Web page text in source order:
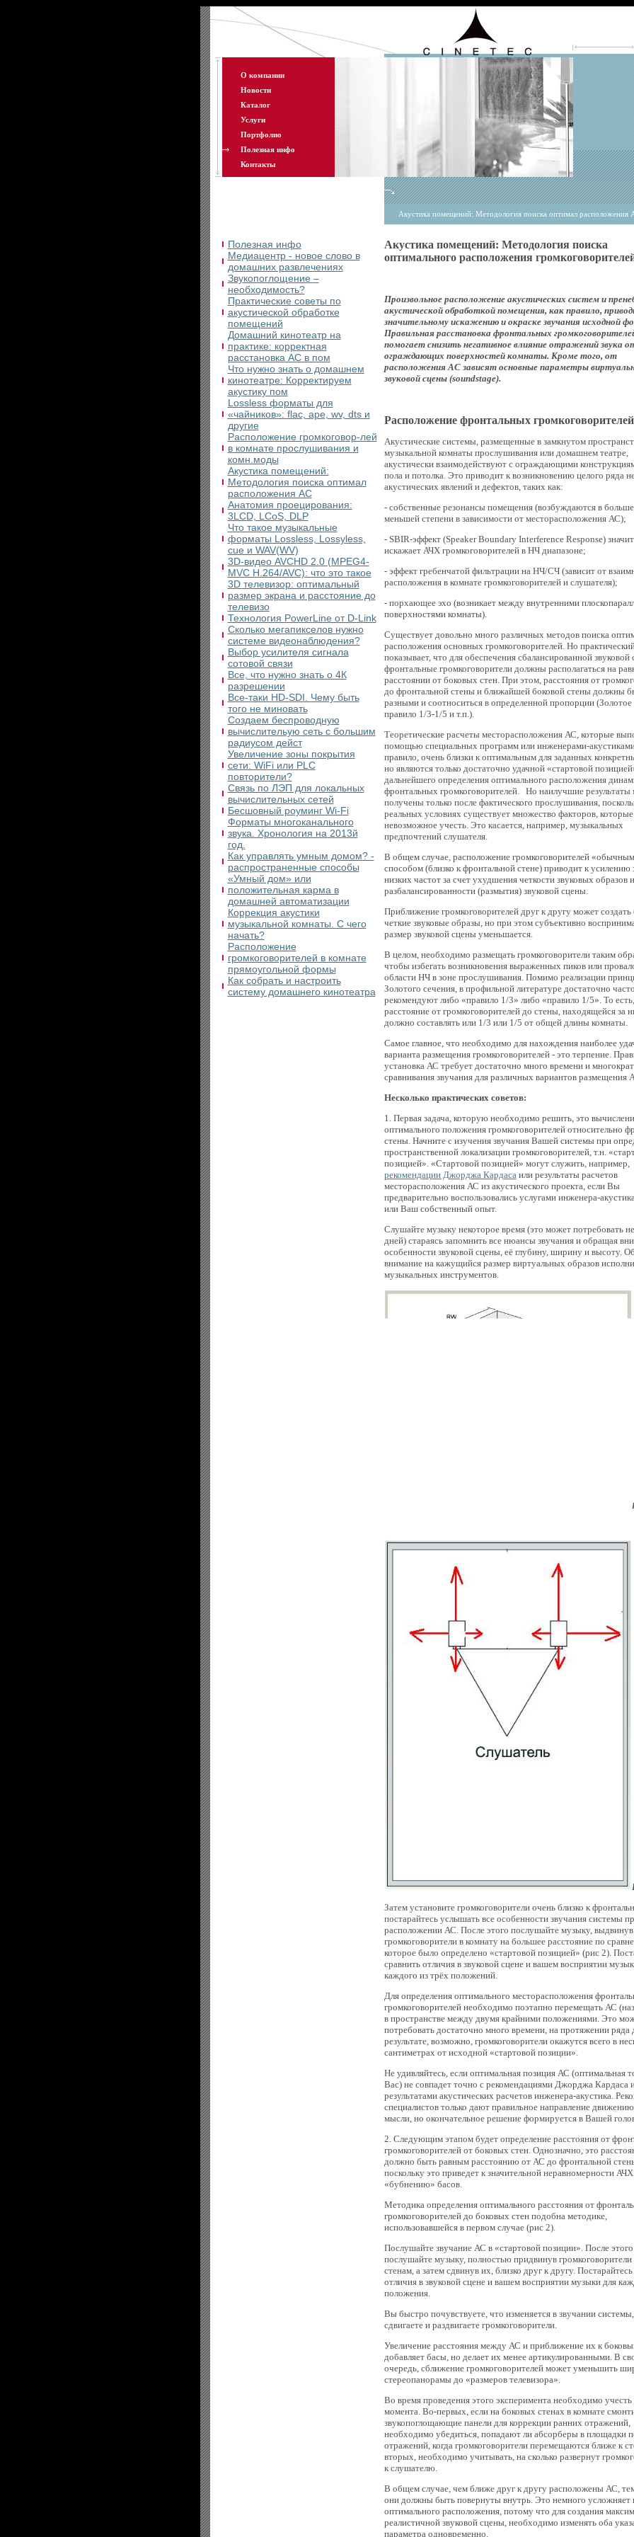
О компании
Новости
Каталог
Услуги
Портфолио
Полезная инфо
Контакты
Полезная инфо
Медиацентр - новое слово в
домашних развлечениях
Звукопоглощение –
необходимость?
Практические советы по
акустической обработке
помещений
Домашний кинотеатр на
практике: корректная
расстановка АС в пом
Что нужно знать о домашнем
кинотеатре: Корректируем
акустику пом
Lossless форматы для
«чайников»: flac, ape, wv, dts и
другие
Расположение громкоговор-лей
в комнате прослушивания и
комн.моды
Акустика помещений:
Методология поиска оптимал
расположения АС
Анатомия проецирования:
3LCD, LCоS, DLP
Что такое музыкальные
форматы Lossless, Lossyless,
cue и WAV(WV)
3D-видео AVCHD 2.0 (MPEG4-
MVC H.264/AVC): что это такое
3D телевизор: оптимальный
размер экрана и расстояние до
телевизо
Технология PowerLine от D-Link
Сколько мегапикселов нужно
системе видеонаблюдения?
Выбор усилителя сигнала
сотовой связи
Все, что нужно знать о 4К
разрешении
Все-таки HD-SDI. Чему быть
того не миновать
Создаем беспроводную
вычислительую сеть с большим
радиусом дейст
Увеличение зоны покрытия
сети: WiFi или PLC
повторители?
Связь по ЛЭП для локальных
вычислительных сетей
Бесшовный роуминг Wi-Fi
Форматы многоканального
звука. Хронология на 2013й
год.
Как управлять умным домом? -
распространенные способы
«Умный дом» или
положительная карма в
домашней автоматизации
Коррекция акустики
музыкальной комнаты. C чего
начать?
Расположение
громкоговорителей в комнате
прямоугольной формы
Как собрать и настроить
систему домашнего кинотеатра
Акустика помещений: Методология поиска оптимал расположения
Акустика помещений: Методология поиска
оптимального расположения
Произвольное расположение акустических систем и
акустической обработкой помещения, как правило,
значительному искажению и окраске звучания исходной
Правильная расстановка фронтальных
помогает снизить негативное влияние отражений звука
ограждающих поверхностей комнаты. Кроме того, от
расположения АС зависят основные параметры
звуковой сцены (soundstage).
Расположение фронтальных громкоговорителей
Акустические системы, размещенные в замкнутом
музыкальной комнаты прослушивания или домашнем театре,
акустически взаимодействуют с ограждающими
пола и потолка. Это приводит к возникновению целого ряда
акустических явлений и дефектов, таких как:
- собственные резонансы помещения (возбуждаются в
меньшей степени в зависимости от месторасположения АС);
- SBIR-эффект (Speaker Boundary Interference Response)
искажает АЧХ громкоговорителей в НЧ диапазоне;
- эффект гребенчатой фильтрации на НЧ/СЧ (зависит от
расположения в комнате громкоговорителей и слушателя);
- порхающее эхо (возникает между внутренними
поверхностями комнаты).
Существует довольно много различных методов поиска
расположения основных громкоговорителей. Но
показывает, что для обеспечения сбалансированной звуковой
фронтальные громкоговорители должны располагаться на
расстоянии от боковых стен. При этом, расстояния от
до фронтальной стены и ближайшей боковой стены должны
разными и соотноситься в определенной пропорции
правило 1/3-1/5 и т.п.).
Теоретические расчеты месторасположения АС, которые
помощью специальных программ или инженерами-
правило, очень близки к оптимальным для заданных
но являются только достаточно удачной «стартовой
дальнейшего определения оптимального расположения
фронтальных громкоговорителей. Но наилучшие результаты
получены только после фактического прослушивания,
реальных условиях существует множество факторов, которые
невозможное учесть. Это касается, например, музыкальных
предпочтений слушателя.
В общем случае, расположение громкоговорителей
способом (близко к фронтальной стене) приводит к усилению
низких частот за счет ухудшения четкости звуковых образов и
разбалансированности (размытия) звуковой сцены.
Приближение громкоговорителей друг к другу может создать
четкие звуковые образы, но при этом субъективно
размер звуковой сцены уменьшается.
В целом, необходимо размещать громкоговорители таким
чтобы избегать возникновения выраженных пиков или
области НЧ в зоне прослушивания. Помимо реализации
Золотого сечения, в профильной литературе достаточно часто
рекомендуют либо «правило 1/3» либо «правило 1/5». То есть,
расстояние от громкоговорителей до стены, находящейся за
должно составлять или 1/3 или 1/5 от общей длины комнаты.
Самое главное, что необходимо для нахождения наиболее
варианта размещения громкоговорителей - это терпение.
установка АС требует достаточно много времени и
сравнивания звучания для различных вариантов размещения
Несколько практических советов:
1. Первая задача, которую необходимо решить, это
оптимального положения громкоговорителей относительно
стены. Начните с изучения звучания Вашей системы при
пространственной локализации громкоговорителей, т.н.
позицией». «Стартовой позицией» могут служить, например,
рекомендации Джорджа Кардасаили результаты расчетов
месторасположения АС из акустического проекта, если Вы
предварительно воспользовались услугами инженера-
или Ваш собственный опыт.
Слушайте музыку некоторое время (это может потребовать
дней) стараясь запомнить все нюансы звучания и обращая
особенности звуковой сцены, её глубину, ширину и высоту.
внимание на кажущийся размер виртуальных образов
музыкальных инструментов.
Затем установите громкоговорители очень близко к
постарайтесь услышать все особенности звучания системы
расположении АС. После этого послушайте музыку, выдвинув
громкоговорители в комнату на большее расстояние по
которое было определено «стартовой позицией» (рис 2).
сравнить отличия в звуковой сцене и вашем восприятии
каждого из трёх положений.
Для определения оптимального месторасположения
громкоговорителей необходимо поэтапно перемещать АС
в пространстве между двумя крайними положениями. Это
потребовать достаточно много времени, на протяжении ряда
результате, возможно, громкоговорители окажутся всего в
сантиметрах от исходной «стартовой позиции».
Не удивляйтесь, если оптимальная позиция АС (оптимальная
Вас) не совпадет точно с рекомендациями Джорджа Кардаса
результатами акустических расчетов инженера-акустика.
специалистов только дают правильное направление
мысли, но окончательное решение формируется в Вашей
2. Следующим этапом будет определение расстояния от
громкоговорителей от боковых стен. Однозначно, это
должно быть равным расстоянию от АС до фронтальной
поскольку это приведет к значительной неравномерности
«бубнению» басов.
Методика определения оптимального расстояния от
громкоговорителей до боковых стен подобна методике,
использовавшейся в первом случае (рис 2).
Послушайте звучание АС в «стартовой позиции». После этого
послушайте музыку, полностью придвинув
стенам, а затем сдвинув их, близко друг к другу.
отличия в звуковой сцене и вашем восприятии музыки для
положения.
Вы быстро почувствуете, что изменяется в звучании
сдвигаете и раздвигаете громкоговорители.
Увеличение расстояния между АС и приближение их к
добавляет басы, но делает их менее артикулированными. В
очередь, сближение громкоговорителей может уменьшить
стереопанорамы до «размеров телевизора».
Во время проведения этого эксперимента необходимо учесть
момента. Во-первых, если на боковых стенах в комнате
звукопоглощающие панели для коррекции ранних отражений,
необходимо убедиться, попадают ли абсорберы в площадки
отражений, когда громкоговорители перемещаются ближе к
вторых, необходимо учитывать, на сколько развернут
к слушателю.
В общем случае, чем ближе друг к другу расположены АС,
они должны быть повернуты внутрь. Это немного усложняет
оптимального расположения, потому что для создания
реалистичной звуковой сцены, необходимо изменять оба
параметра одновременно.